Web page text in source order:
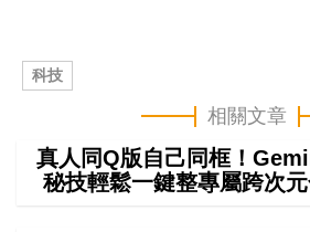
科技
相關文章
真人同Q版自己同框！
秘技輕鬆一鍵整專屬跨次